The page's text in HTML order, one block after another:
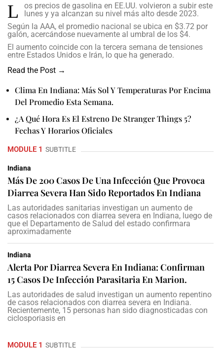
L
os precios de gasolina en EE.UU. volvieron a subir este
lunes y ya alcanzan su nivel más alto desde 2023.
Según la AAA, el promedio nacional se ubica en $3.72 por
galón, acercándose nuevamente al umbral de los $4.
El aumento coincide con la tercera semana de tensiones
entre Estados Unidos e Irán, lo que ha generado.
Read the Post →
Clima En Indiana: Más Sol Y Temperaturas Por Encima
Del Promedio Esta Semana.
¿A Qué Hora Es El Estreno De Stranger Things 5?
Fechas Y Horarios Oficiales
MODULE 1 SUBTITLE
Indiana
Más De 200 Casos De Una Infección Que Provoca
Diarrea Severa Han Sido Reportados En Indiana
Las autoridades sanitarias investigan un aumento de
casos relacionados con diarrea severa en Indiana, luego de
que el Departamento de Salud del estado confirmara
aproximadamente
Indiana
Alerta Por Diarrea Severa En Indiana: Confirman
15 Casos De Infección Parasitaria En Marion.
Las autoridades de salud investigan un aumento repentino
de casos relacionados con diarrea severa en Indiana.
Recientemente, 15 personas han sido diagnosticadas con
ciclosporiasis en
MODULE 1 SUBTITLE